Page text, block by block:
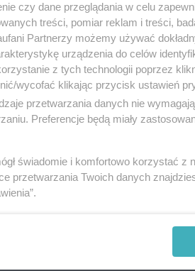
II dla firmy
i zakończenie
czy dane przeglądania w celu
treści, pomiar reklam i treści,
Partnerzy możemy używać
urządzenia do celów
z tych technologii poprzez
wycofać klikając przycisk ustawień
przetwarzania danych nie
Preferencje będą miały
świadomie i komfortowo korzystać z
przetwarzania Twoich danych